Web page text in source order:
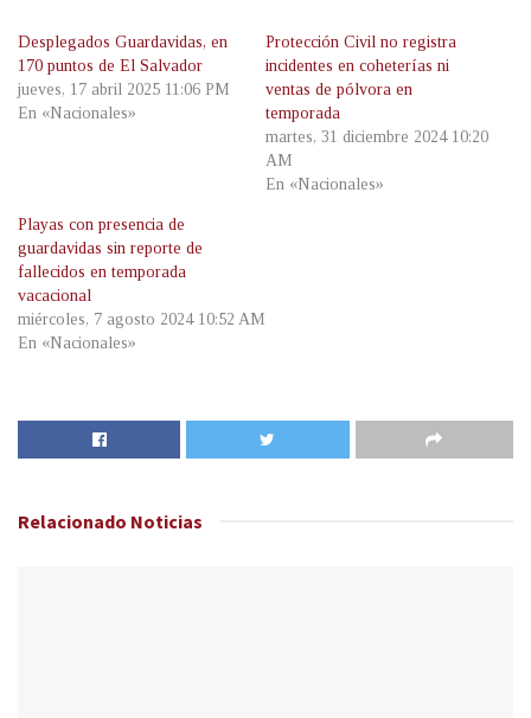
Desplegados Guardavidas, en
170 puntos de El Salvador
jueves, 17 abril 2025 11:06 PM
En «Nacionales»
Protección Civil no registra
incidentes en coheterías ni
ventas de pólvora en
temporada
martes, 31 diciembre 2024 10:20
AM
En «Nacionales»
Playas con presencia de
guardavidas sin reporte de
fallecidos en temporada
vacacional
miércoles, 7 agosto 2024 10:52 AM
En «Nacionales»
Relacionado Noticias